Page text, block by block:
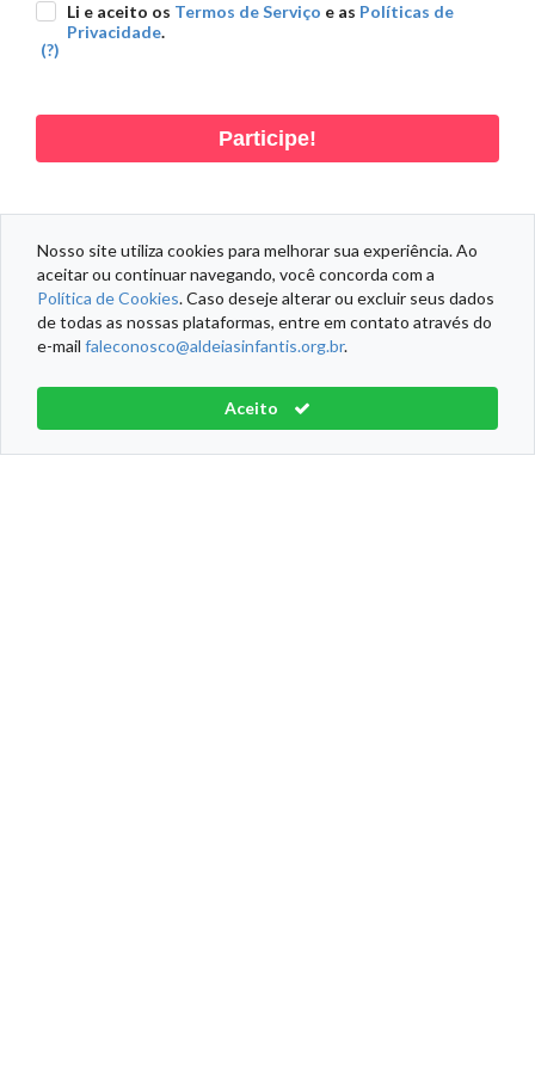
Li e aceito os Termos de Serviço e as Políticas de
Privacidade.
(?)
Participe!
Aceito
Nosso site utiliza cookies para melhorar sua experiência. Ao
aceitar ou continuar navegando, você concorda com a
Política de Cookies. Caso deseje alterar ou excluir seus dados
de todas as nossas plataformas, entre em contato através do
e-mail faleconosco@aldeiasinfantis.org.br.
Termos de Serviço
Aldeias Infantis SOS Brasil® Todos os direitos reservados